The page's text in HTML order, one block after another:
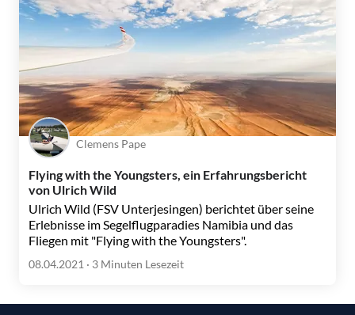
Clemens Pape
Flying with the Youngsters, ein Erfahrungsbericht
von Ulrich Wild
Ulrich Wild (FSV Unterjesingen) berichtet über seine
Erlebnisse im Segelflugparadies Namibia und das
Fliegen mit "Flying with the Youngsters".
08.04.2021 · 3 Minuten Lesezeit